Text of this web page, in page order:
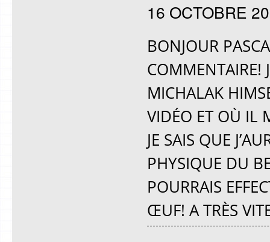
16 OCTOBRE
BONJOUR
COMMENTAIRE!
MICHALAK
VIDÉO ET OÙ IL
JE SAIS QUE
PHYSIQUE DU
POURRAIS
ŒUF! A TRÈS